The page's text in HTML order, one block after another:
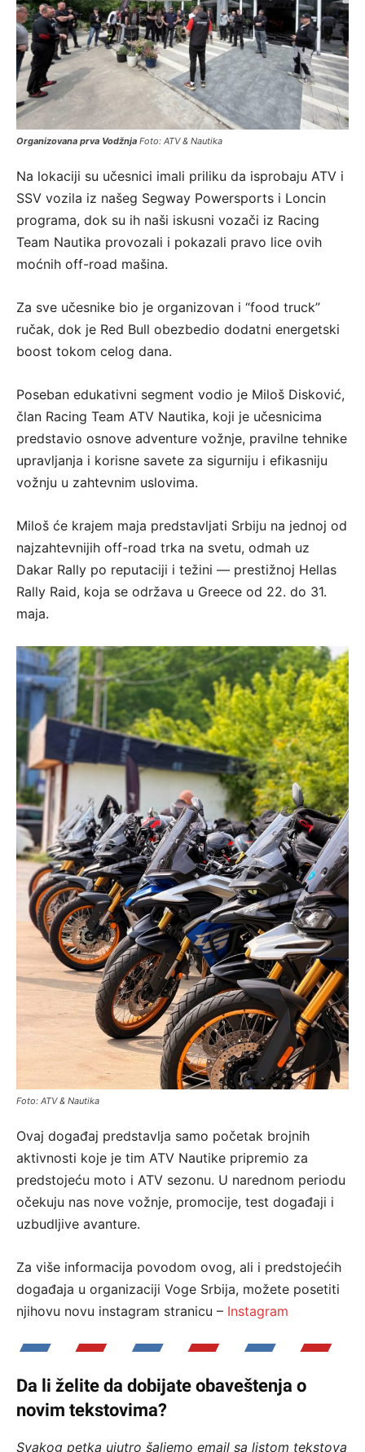
Organizovana prva Vodžnja Foto: ATV & Nautika
Na lokaciji su učesnici imali priliku da isprobaju ATV i
SSV vozila iz našeg Segway Powersports i Loncin
programa, dok su ih naši iskusni vozači iz Racing
Team Nautika provozali i pokazali pravo lice ovih
moćnih off-road mašina.
Za sve učesnike bio je organizovan i “food truck”
ručak, dok je Red Bull obezbedio dodatni energetski
boost tokom celog dana.
Poseban edukativni segment vodio je Miloš Disković,
član Racing Team ATV Nautika, koji je učesnicima
predstavio osnove adventure vožnje, pravilne tehnike
upravljanja i korisne savete za sigurniju i efikasniju
vožnju u zahtevnim uslovima.
Miloš će krajem maja predstavljati Srbiju na jednoj od
najzahtevnijih off-road trka na svetu, odmah uz
Dakar Rally po reputaciji i težini — prestižnoj Hellas
Rally Raid, koja se održava u Greece od 22. do 31.
maja.
Foto: ATV & Nautika
Ovaj događaj predstavlja samo početak brojnih
aktivnosti koje je tim ATV Nautike pripremio za
predstojeću moto i ATV sezonu. U narednom periodu
očekuju nas nove vožnje, promocije, test događaji i
uzbudljive avanture.
Za više informacija povodom ovog, ali i predstojećih
događaja u organizaciji Voge Srbija, možete posetiti
njihovu novu instagram stranicu – Instagram
Da li želite da dobijate obaveštenja o
novim tekstovima?
Svakog petka ujutro šaljemo email sa listom tekstova